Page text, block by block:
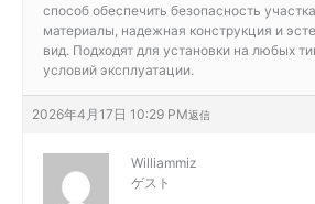
способ обеспечить безопасность
материалы, надежная конструкция и
вид. Подходят для установки на любых
условий эксплуатации.
2026年4月17日 10:29 PM返信
Williammiz
ゲスト